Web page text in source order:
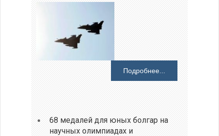
Подробнее...
68 медалей для юных болгар на
научных олимпиадах и